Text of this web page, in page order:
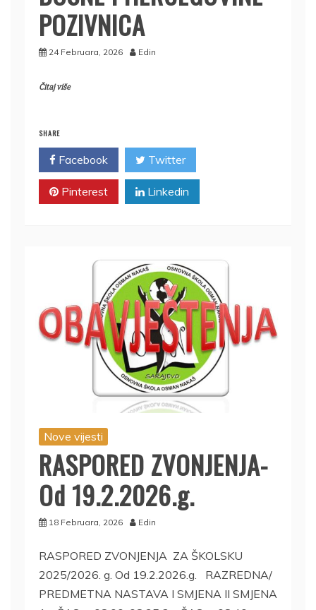
POZIVNICA
24 Februara, 2026 Edin
Čitaj više
SHARE
Facebook Twitter
Pinterest Linkedin
Nove vijesti
RASPORED ZVONJENJA-
Od 19.2.2026.g.
18 Februara, 2026 Edin
RASPORED ZVONJENJA ZA ŠKOLSKU
2025/2026. g. Od 19.2.2026.g. RAZREDNA/
PREDMETNA NASTAVA I SMJENA II SMJENA